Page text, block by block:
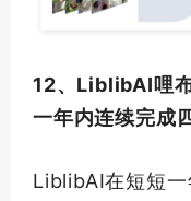
12、LiblibAI哩
一年内连续完成
LiblibAI在短短